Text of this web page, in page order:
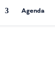
Agenda